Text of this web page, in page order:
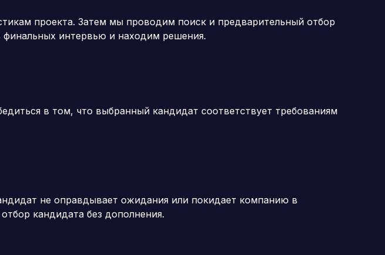
проекта. Затем мы проводим поиск и предварительный отбор
финальных интервью и находим решения.
в том, что выбранный кандидат соответствует требованиям
не оправдывает ожидания или покидает компанию в
кандидата без дополнения.